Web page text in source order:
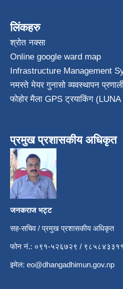
लिंकहरु
श्रोत नक्सा
Online google ward map
Infrastructure Management
नमस्ते मेयर गुनासो व्यवस्थापन
फोहोर मैला GPS ट्रयाकिंग
प्रमुख प्रशासकीय अधिकृत
जनकराज भट्ट
सह-सचिव / प्रमुख प्रशासकीय अधिकृत
फोन नं.: ०९१-५२६७२९ /
इमेल: eo@dhangadhimun.gov.np